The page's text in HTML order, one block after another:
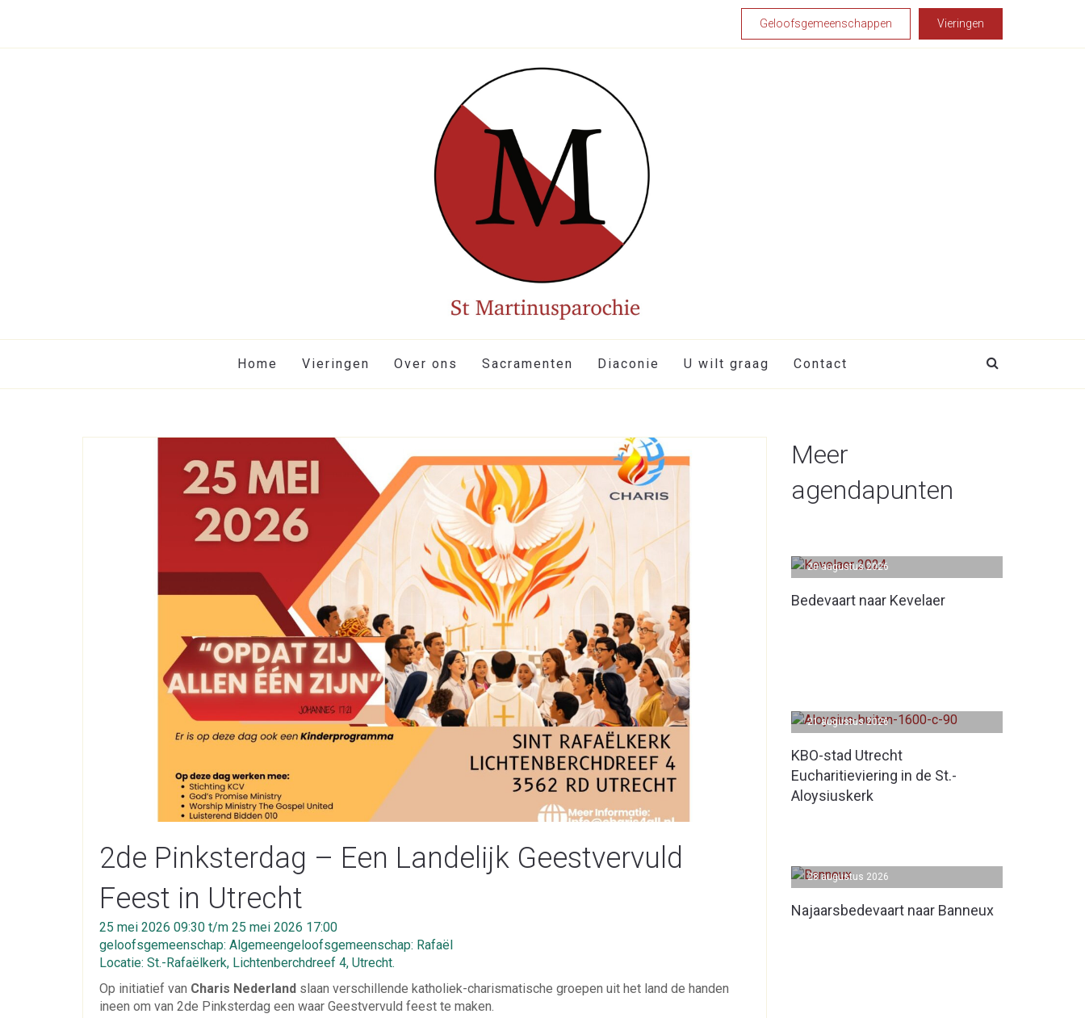
Geloofsgemeenschappen Vieringen
Home Vieringen Over ons Sacramenten Diaconie U wilt graag Contact
2de Pinksterdag – Een Landelijk Geestvervuld
Feest in Utrecht
25 mei 2026 09:30 t/m 25 mei 2026 17:00
geloofsgemeenschap: Algemeengeloofsgemeenschap: Rafaël
Locatie: St.-Rafaëlkerk, Lichtenberchdreef 4, Utrecht.
Op initiatief van Charis Nederland slaan verschillende katholiek-charismatische groepen uit het land de handen
ineen om van 2de Pinksterdag een waar Geestvervuld feest te maken.
Meer
agendapunten
Bedevaart naar Kevelaer
20 augustus 2026
KBO-stad Utrecht
Eucharitieviering in de St.-
Aloysiuskerk
21 augustus 2026
Najaarsbedevaart naar Banneux
28 augustus 2026